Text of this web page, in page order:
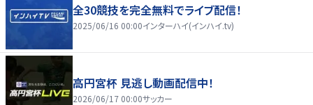
全30競技を完全無料でライブ配信！
2025/06/16 00:00インターハイ(インハイ.tv)
高円宮杯 見逃し動画配信中！
2026/06/17 00:00サッカー